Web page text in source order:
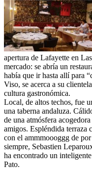
apertura de Lafayette en
mercado: se abría un
había que ir hasta allí para
Viso, se acerca a su
cultura gastronómica.
Local, de altos techos, fue
una taberna andaluza.
de una atmósfera
amigos. Espléndida terraza
con el ammmoooggg de
siempre, Sebastien
ha encontrado un
Pato.